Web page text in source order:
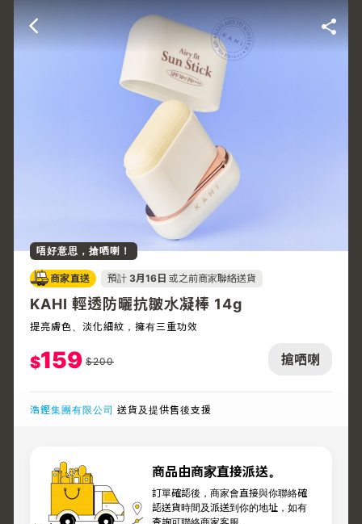
搶哂喇
唔好意思，搶哂喇！
商家直送 預計 3月16日 或之前商家聯絡送貨
KAHI 輕透防曬抗皺水凝棒 14g
提亮膚色、淡化細紋，擁有三重功效
$159 $200
浩鏗集團有限公司 送貨及提供售後支援
商品由商家直接派送。
訂單確認後，商家會直接與你聯絡確
認送貨時間及派送到你的地址，如有